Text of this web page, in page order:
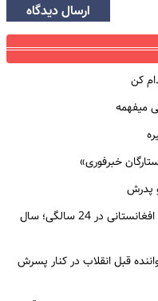
ارسال دیدگاه
کن
میفهمه
خبرفوری»
پدرش
سفر به گذشته؛ گوگوش با تیپ و استایل افغانستانی در 24 سالگی؛ سال
قبل انقلاب در کنار پسرش